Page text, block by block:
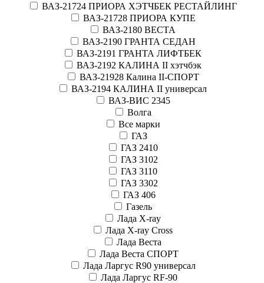
ВАЗ-21724 ПРИОРА ХЭТЧБЕК РЕСТАЙЛИНГ
ВАЗ-21728 ПРИОРА КУПЕ
ВАЗ-2180 ВЕСТА
ВАЗ-2190 ГРАНТА СЕДАН
ВАЗ-2191 ГРАНТА ЛИФТБЕК
ВАЗ-2192 КАЛИНА II хэтчбэк
ВАЗ-21928 Калина II-СПОРТ
ВАЗ-2194 КАЛИНА II универсал
ВАЗ-ВИС 2345
Волга
Все марки
ГАЗ
ГАЗ 2410
ГАЗ 3102
ГАЗ 3110
ГАЗ 3302
ГАЗ 406
Газель
Лада X-ray
Лада X-ray Cross
Лада Веста
Лада Веста СПОРТ
Лада Ларгус R90 универсал
Лада Ларгус RF-90